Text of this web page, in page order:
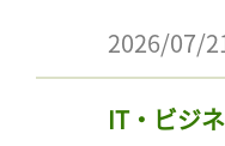
2026/07/
IT・ビジ